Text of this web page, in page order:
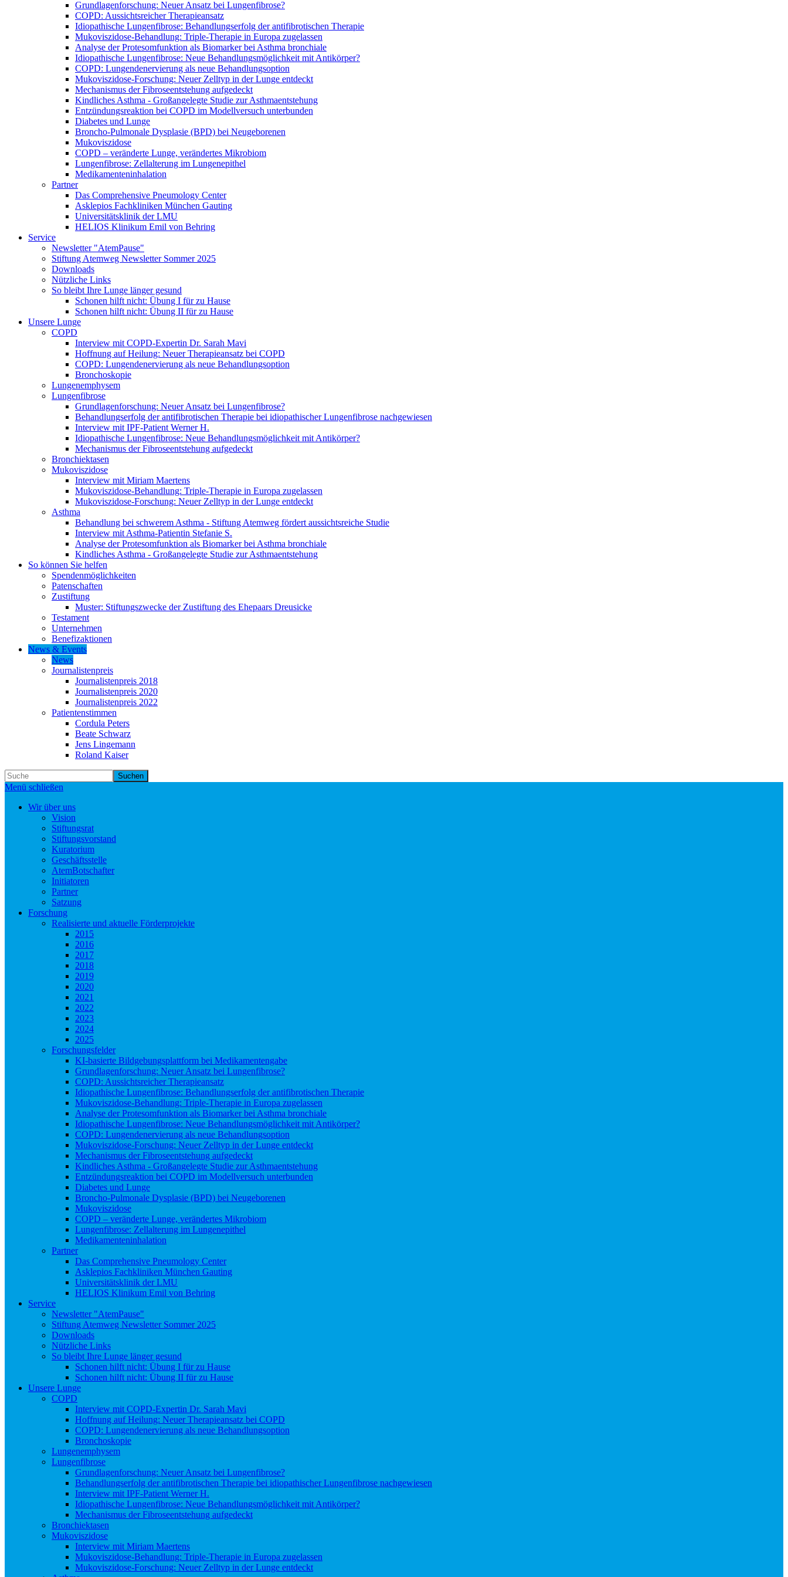
Grundlagenforschung: Neuer Ansatz bei Lungenfibrose?
COPD: Aussichtsreicher Therapieansatz
Idiopathische Lungenfibrose: Behandlungserfolg der antifibrotischen Therapie
Mukoviszidose-Behandlung: Triple-Therapie in Europa zugelassen
Analyse der Protesomfunktion als Biomarker bei Asthma bronchiale
Idiopathische Lungenfibrose: Neue Behandlungsmöglichkeit mit Antikörper?
COPD: Lungendenervierung als neue Behandlungsoption
Mukoviszidose-Forschung: Neuer Zelltyp in der Lunge entdeckt
Mechanismus der Fibroseentstehung aufgedeckt
Kindliches Asthma - Großangelegte Studie zur Asthmaentstehung
Entzündungsreaktion bei COPD im Modellversuch unterbunden
Diabetes und Lunge
Broncho-Pulmonale Dysplasie (BPD) bei Neugeborenen
Mukoviszidose
COPD – veränderte Lunge, verändertes Mikrobiom
Lungenfibrose: Zellalterung im Lungenepithel
Medikamenteninhalation
Partner
Das Comprehensive Pneumology Center
Asklepios Fachkliniken München Gauting
Universitätsklinik der LMU
HELIOS Klinikum Emil von Behring
Service
Newsletter "AtemPause"
Stiftung Atemweg Newsletter Sommer 2025
Downloads
Nützliche Links
So bleibt Ihre Lunge länger gesund
Schonen hilft nicht: Übung I für zu Hause
Schonen hilft nicht: Übung II für zu Hause
Unsere Lunge
COPD
Interview mit COPD-Expertin Dr. Sarah Mavi
Hoffnung auf Heilung: Neuer Therapieansatz bei COPD
COPD: Lungendenervierung als neue Behandlungsoption
Bronchoskopie
Lungenemphysem
Lungenfibrose
Grundlagenforschung: Neuer Ansatz bei Lungenfibrose?
Behandlungserfolg der antifibrotischen Therapie bei idiopathischer Lungenfibrose nachgewiesen
Interview mit IPF-Patient Werner H.
Idiopathische Lungenfibrose: Neue Behandlungsmöglichkeit mit Antikörper?
Mechanismus der Fibroseentstehung aufgedeckt
Bronchiektasen
Mukoviszidose
Interview mit Miriam Maertens
Mukoviszidose-Behandlung: Triple-Therapie in Europa zugelassen
Mukoviszidose-Forschung: Neuer Zelltyp in der Lunge entdeckt
Asthma
Behandlung bei schwerem Asthma - Stiftung Atemweg fördert aussichtsreiche Studie
Interview mit Asthma-Patientin Stefanie S.
Analyse der Protesomfunktion als Biomarker bei Asthma bronchiale
Kindliches Asthma - Großangelegte Studie zur Asthmaentstehung
So können Sie helfen
Spendenmöglichkeiten
Patenschaften
Zustiftung
Muster: Stiftungszwecke der Zustiftung des Ehepaars Dreusicke
Testament
Unternehmen
Benefizaktionen
News & Events
News
Journalistenpreis
Journalistenpreis 2018
Journalistenpreis 2020
Journalistenpreis 2022
Patientenstimmen
Cordula Peters
Beate Schwarz
Jens Lingemann
Roland Kaiser
Suchen
Menü schließen
Wir über uns
Vision
Stiftungsrat
Stiftungsvorstand
Kuratorium
Geschäftsstelle
AtemBotschafter
Initiatoren
Partner
Satzung
Forschung
Realisierte und aktuelle Förderprojekte
2015
2016
2017
2018
2019
2020
2021
2022
2023
2024
2025
Forschungsfelder
KI-basierte Bildgebungsplattform bei Medikamentengabe
Grundlagenforschung: Neuer Ansatz bei Lungenfibrose?
COPD: Aussichtsreicher Therapieansatz
Idiopathische Lungenfibrose: Behandlungserfolg der antifibrotischen Therapie
Mukoviszidose-Behandlung: Triple-Therapie in Europa zugelassen
Analyse der Protesomfunktion als Biomarker bei Asthma bronchiale
Idiopathische Lungenfibrose: Neue Behandlungsmöglichkeit mit Antikörper?
COPD: Lungendenervierung als neue Behandlungsoption
Mukoviszidose-Forschung: Neuer Zelltyp in der Lunge entdeckt
Mechanismus der Fibroseentstehung aufgedeckt
Kindliches Asthma - Großangelegte Studie zur Asthmaentstehung
Entzündungsreaktion bei COPD im Modellversuch unterbunden
Diabetes und Lunge
Broncho-Pulmonale Dysplasie (BPD) bei Neugeborenen
Mukoviszidose
COPD – veränderte Lunge, verändertes Mikrobiom
Lungenfibrose: Zellalterung im Lungenepithel
Medikamenteninhalation
Partner
Das Comprehensive Pneumology Center
Asklepios Fachkliniken München Gauting
Universitätsklinik der LMU
HELIOS Klinikum Emil von Behring
Service
Newsletter "AtemPause"
Stiftung Atemweg Newsletter Sommer 2025
Downloads
Nützliche Links
So bleibt Ihre Lunge länger gesund
Schonen hilft nicht: Übung I für zu Hause
Schonen hilft nicht: Übung II für zu Hause
Unsere Lunge
COPD
Interview mit COPD-Expertin Dr. Sarah Mavi
Hoffnung auf Heilung: Neuer Therapieansatz bei COPD
COPD: Lungendenervierung als neue Behandlungsoption
Bronchoskopie
Lungenemphysem
Lungenfibrose
Grundlagenforschung: Neuer Ansatz bei Lungenfibrose?
Behandlungserfolg der antifibrotischen Therapie bei idiopathischer Lungenfibrose nachgewiesen
Interview mit IPF-Patient Werner H.
Idiopathische Lungenfibrose: Neue Behandlungsmöglichkeit mit Antikörper?
Mechanismus der Fibroseentstehung aufgedeckt
Bronchiektasen
Mukoviszidose
Interview mit Miriam Maertens
Mukoviszidose-Behandlung: Triple-Therapie in Europa zugelassen
Mukoviszidose-Forschung: Neuer Zelltyp in der Lunge entdeckt